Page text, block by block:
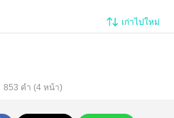
เก่าไปใหม่
853 คำ (4 หน้า)